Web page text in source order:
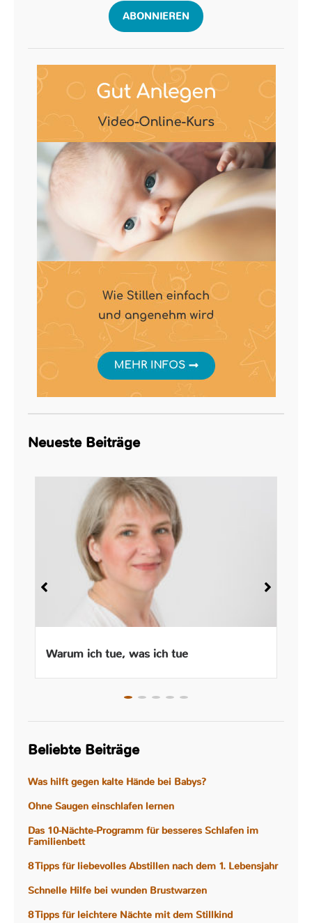
ABONNIEREN
Neueste Beiträge
Warum ich tue, was ich tue
Beliebte Beiträge
Was hilft gegen kalte Hände bei Babys?
Ohne Saugen einschlafen lernen
Das 10-Nächte-Programm für besseres Schlafen im
Familienbett
8 Tipps für liebevolles Abstillen nach dem 1. Lebensjahr
Schnelle Hilfe bei wunden Brustwarzen
8 Tipps für leichtere Nächte mit dem Stillkind